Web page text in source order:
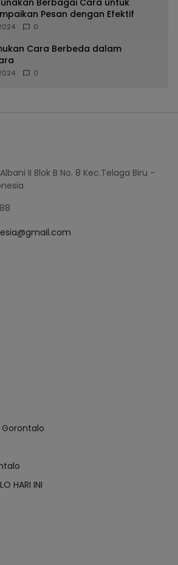
Pesan dengan Efektif
0
Cara Berbeda dalam
0
II Blok B No. 8 Kec.Telaga Biru -
Gorontalo
HARI INI